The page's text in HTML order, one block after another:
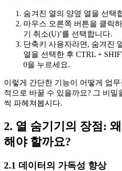
숨겨진 열의 양옆 열을 선택
마우스 오른쪽 버튼을 클릭하
기 취소(U)’를 선택합니다.
단축키 사용자라면, 숨겨진
열을 선택한 후 CTRL +
0을 누르세요.
이렇게 간단한 기능이 어떻게 업무
적으로 바꿀 수 있을까요? 그 비밀
씩 파헤쳐봅시다.
2. 열 숨기기의 장점:
해야 할까요?
2.1 데이터의 가독성 향상